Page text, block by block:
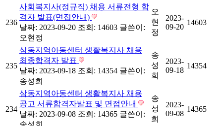
236
사회복지사(정규직) 채용 서류전형 합
격자 발표(면접안내)
날짜: 2023-09-20 조회: 14603 글쓴이:
오현정
오
현
정
2023-
09-20
14603
235
삼동지역아동센터 생활복지사 채용
최종합격자 발표
날짜: 2023-09-18 조회: 14354 글쓴이:
송성희
송
성
희
2023-
09-18
14354
234
삼동지역아동센터 생활복지사 채용
공고 서류합격자발표 및 면접안내
날짜: 2023-09-08 조회: 14365 글쓴이:
송성희
송
성
희
2023-
09-08
14365